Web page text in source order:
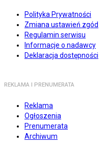
Polityka Prywatności
Zmiana ustawień zgód
Regulamin serwisu
Informacje o nadawcy
Deklaracja dostępności
REKLAMA I PRENUMERATA
Reklama
Ogłoszenia
Prenumerata
Archiwum